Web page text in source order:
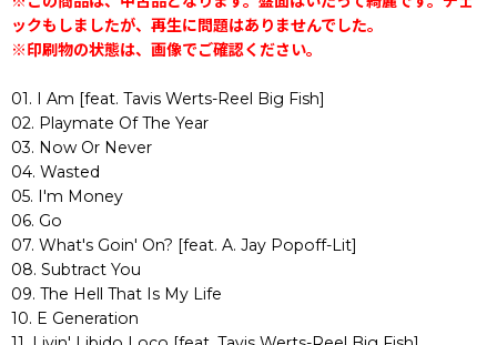
ックもしましたが、再生に問題はありませんでした。
※印刷物の状態は、画像でご確認ください。
01. I Am [feat. Tavis Werts-Reel Big Fish]
02. Playmate Of The Year
03. Now Or Never
04. Wasted
05. I'm Money
06. Go
07. What's Goin' On? [feat. A. Jay Popoff-Lit]
08. Subtract You
09. The Hell That Is My Life
10. E Generation